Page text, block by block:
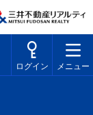
ログイン メニュー